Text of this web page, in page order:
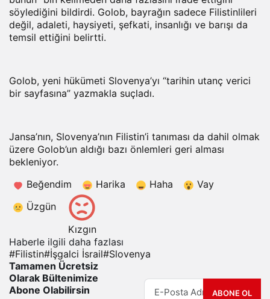
söylediğini bildirdi. Golob, bayrağın sadece Filistinlileri
değil, adaleti, haysiyeti, şefkati, insanlığı ve barışı da
temsil ettiğini belirtti.
Golob, yeni hükümeti Slovenya’yı “tarihin utanç verici
bir sayfasına” yazmakla suçladı.
Jansa’nın, Slovenya’nın Filistin’i tanıması da dahil olmak
üzere Golob’un aldığı bazı önlemleri geri alması
bekleniyor.
Beğendim
Harika Haha
Vay
Üzgün
Kızgın
Haberle ilgili daha fazlası
#Filistin#İşgalci İsrail#Slovenya
Tamamen Ücretsiz
Olarak Bültenimize
Abone Olabilirsin
ABONE OL